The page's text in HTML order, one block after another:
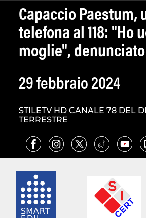
Capaccio Paestum,
telefona al 118: "Ho
moglie", denunciato
29 febbraio 2024
STILETV HD CANALE 78 DEL
TERRESTRE